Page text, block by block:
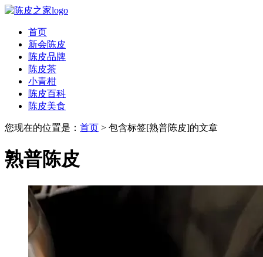
首页
新会陈皮
陈皮品牌
陈皮茶
小青柑
陈皮百科
陈皮美食
您现在的位置是： 首页 > 包含标签[熟普陈皮]的文章
熟普陈皮